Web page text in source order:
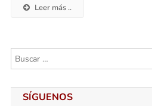
Leer más ..
SÍGUENOS